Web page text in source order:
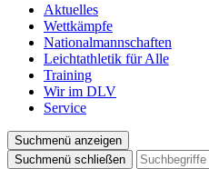
Aktuelles
Wettkämpfe
Nationalmannschaften
Leichtathletik für Alle
Training
Wir im DLV
Service
Suchmenü anzeigen
Suchmenü schließen